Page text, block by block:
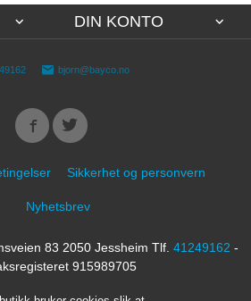
DIN KONTO
bjorn@bayco.no
Sikkerhet og personvern
Nyhetsbrev
83 2050 Jessheim Tlf. 41249162 -
915989705